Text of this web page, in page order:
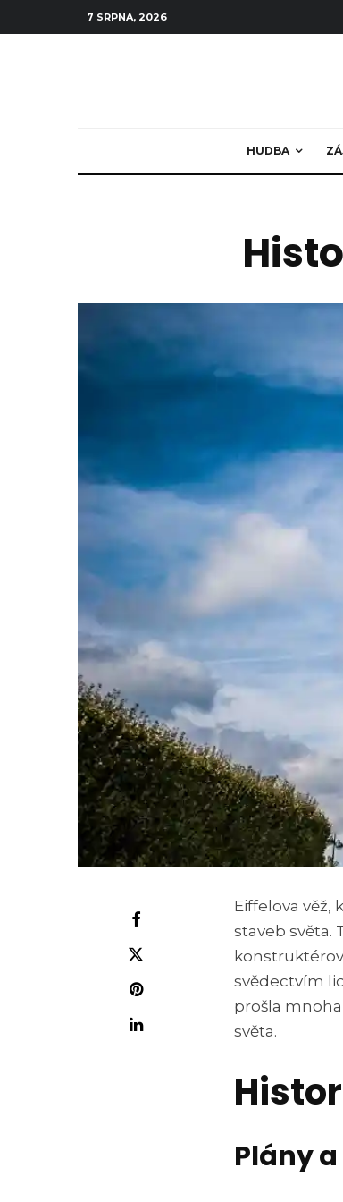
7 SRPNA, 2026
HUDBA
Eiffelova věž,
staveb světa.
svědectvím
prošla
světa.
Plány